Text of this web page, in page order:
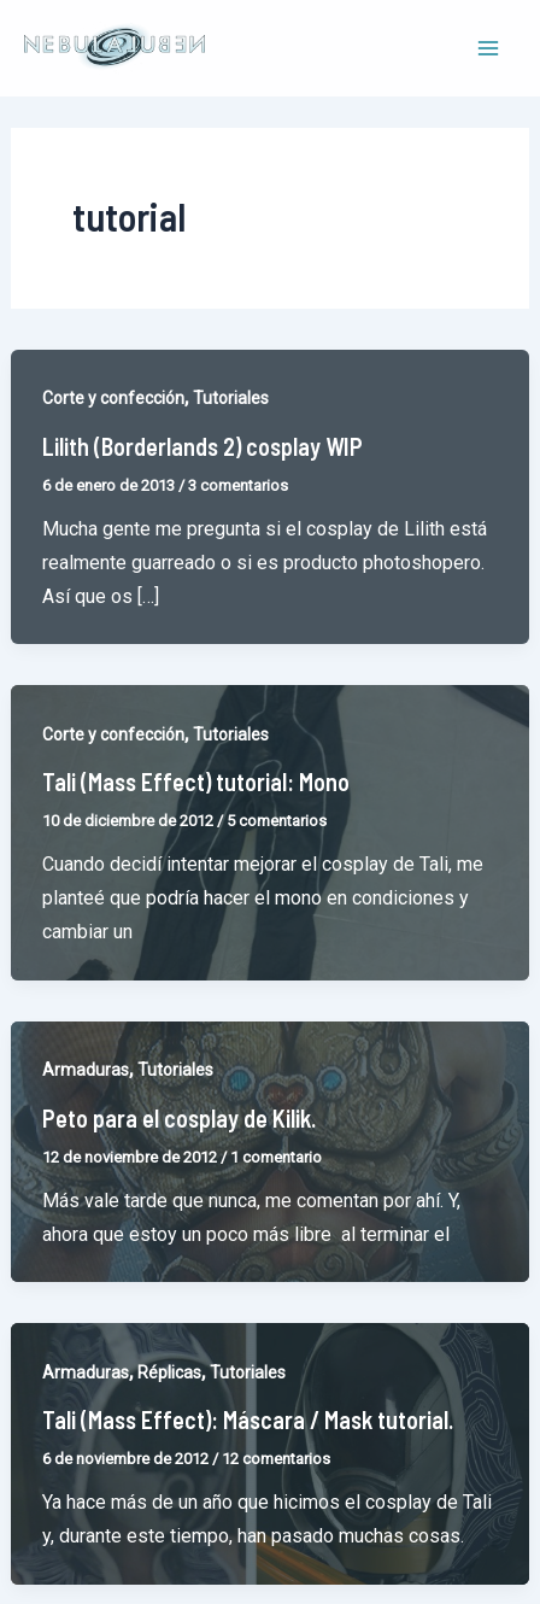
tutorial
Corte y confección,Tutoriales
Lilith (Borderlands 2) cosplay WIP
6 de enero de 2013 /3 comentarios
Mucha gente me pregunta si el cosplay de Lilith está
realmente guarreado o si es producto photoshopero.
Así que os […]
Corte y confección,Tutoriales
Tali (Mass Effect) tutorial: Mono
10 de diciembre de 2012 /5 comentarios
Cuando decidí intentar mejorar el cosplay de Tali, me
planteé que podría hacer el mono en condiciones y
cambiar un
Armaduras,Tutoriales
Peto para el cosplay de Kilik.
12 de noviembre de 2012/ 1 comentario
Más vale tarde que nunca, me comentan por ahí. Y,
ahora que estoy un poco más libre al terminar el
Armaduras,Réplicas,Tutoriales
Tali (Mass Effect): Máscara / Mask tutorial.
6 de noviembre de 2012 / 12 comentarios
Ya hace más de un año que hicimos el cosplay de Tali
y, durante este tiempo, han pasado muchas cosas.